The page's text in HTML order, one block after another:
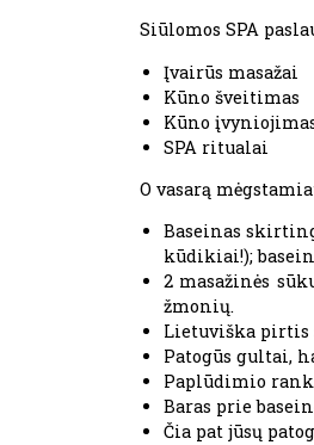
Siūlomos SPA
Įvairūs masažai
Kūno šveitimas
Kūno
SPA ritualai
O vasarą
Baseinas
kūdikiai!);
2 masažinės
žmonių.
Lietuviška pirtis
Patogūs gultai,
Paplūdimio
Baras prie
Čia pat jūsų